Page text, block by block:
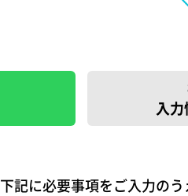
入
下記に必要事項をご入力の